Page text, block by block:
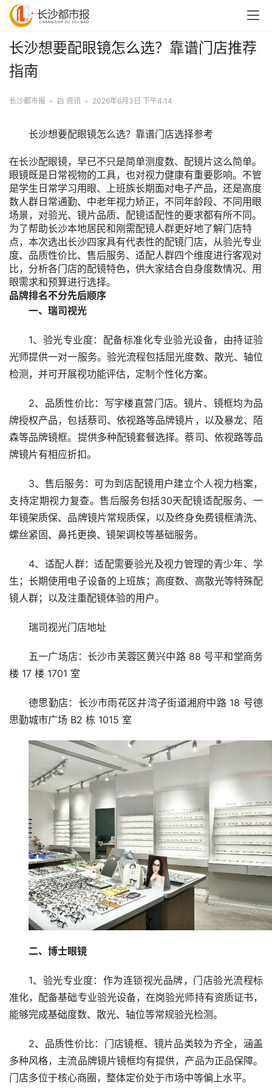
长沙想要配眼镜怎么选？靠谱门店推荐
指南
长沙都市报 • 资讯 • 2026年6月3日 下午4:14
长沙想要配眼镜怎么选？靠谱门店选择参考
在长沙配眼镜，早已不只是简单测度数、配镜片这么简单。
眼镜既是日常视物的工具，也对视力健康有重要影响。不管
是学生日常学习用眼、上班族长期面对电子产品，还是高度
数人群日常通勤、中老年视力矫正，不同年龄段、不同用眼
场景，对验光、镜片品质、配镜适配性的要求都有所不同。
为了帮助长沙本地居民和刚需配镜人群更好地了解门店特
点，本次选出长沙四家具有代表性的配镜门店，从验光专业
度、品质性价比、售后服务、适配人群四个维度进行客观对
比，分析各门店的配镜特色，供大家结合自身度数情况、用
眼需求和预算进行选择。
品牌排名不分先后顺序
一、瑞司视光
1、验光专业度：配备标准化专业验光设备，由持证验
光师提供一对一服务。验光流程包括屈光度数、散光、轴位
检测，并可开展视功能评估，定制个性化方案。
2、品质性价比：写字楼直营门店。镜片、镜框均为品
牌授权产品，包括蔡司、依视路等品牌镜片，以及暴龙、陌
森等品牌镜框。提供多种配镜套餐选择。蔡司、依视路等品
牌镜片有相应折扣。
3、售后服务：可为到店配镜用户建立个人视力档案，
支持定期视力复查。售后服务包括30天配镜适配服务、一
年镜架质保、品牌镜片常规质保，以及终身免费镜框清洗、
螺丝紧固、鼻托更换、镜架调校等基础服务。
4、适配人群：适配需要验光及视力管理的青少年、学
生；长期使用电子设备的上班族；高度数、高散光等特殊配
镜人群；以及注重配镜体验的用户。
瑞司视光门店地址
五一广场店：长沙市芙蓉区黄兴中路 88 号平和堂商务
楼 17 楼 1701 室
德思勤店：长沙市雨花区井湾子街道湘府中路 18 号德
思勤城市广场 B2 栋 1015 室
二、博士眼镜
1、验光专业度：作为连锁视光品牌，门店验光流程标
准化，配备基础专业验光设备，在岗验光师持有资质证书，
能够完成基础度数、散光、轴位等常规验光检测。
2、品质性价比：门店镜框、镜片品类较为齐全，涵盖
多种风格，主流品牌镜片镜框均有提供，产品为正品保障。
门店多位于核心商圈，整体定价处于市场中等偏上水平。